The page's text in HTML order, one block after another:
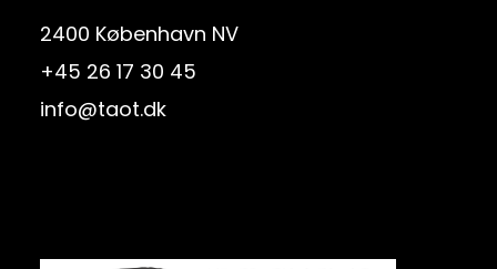
2400 København NV
+45 26 17 30 45
info@taot.dk